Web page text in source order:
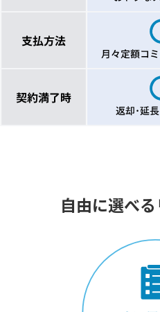
自由に選べ